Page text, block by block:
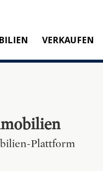
VERKAUFEN
Plattform